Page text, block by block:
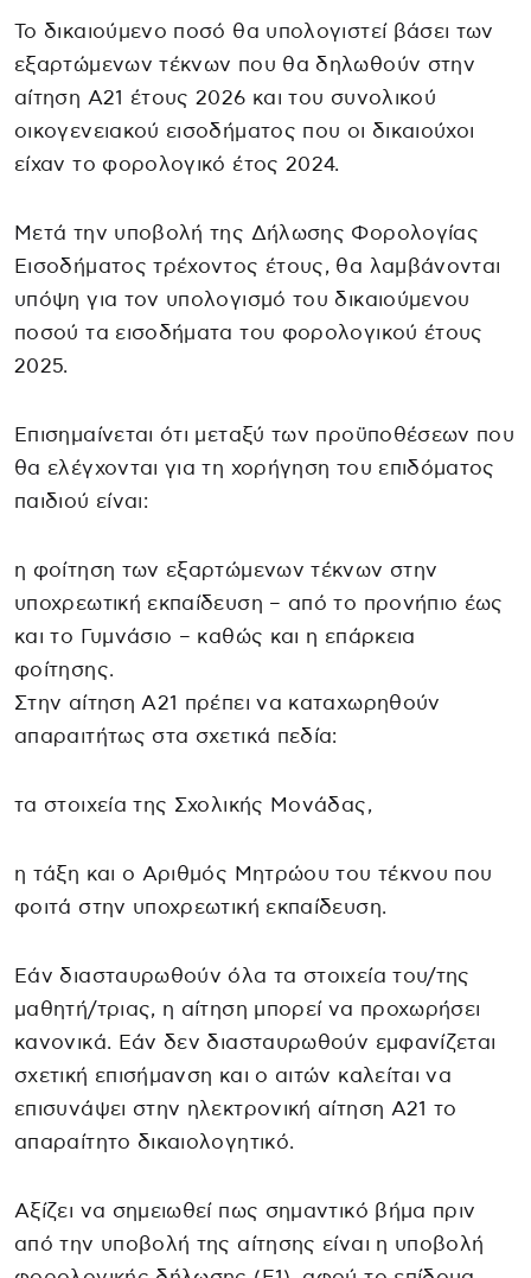
Το δικαιούμενο ποσό θα υπολογιστεί βάσει των
εξαρτώμενων τέκνων που θα δηλωθούν στην
αίτηση Α21 έτους 2026 και του συνολικού
οικογενειακού εισοδήματος που οι δικαιούχοι
είχαν το φορολογικό έτος 2024.
Μετά την υποβολή της Δήλωσης Φορολογίας
Εισοδήματος τρέχοντος έτους, θα λαμβάνονται
υπόψη για τον υπολογισμό του δικαιούμενου
ποσού τα εισοδήματα του φορολογικού έτους
2025.
Επισημαίνεται ότι μεταξύ των προϋποθέσεων που
θα ελέγχονται για τη χορήγηση του επιδόματος
παιδιού είναι:
η φοίτηση των εξαρτώμενων τέκνων στην
υποχρεωτική εκπαίδευση – από το προνήπιο έως
και το Γυμνάσιο – καθώς και η επάρκεια
φοίτησης.
Στην αίτηση Α21 πρέπει να καταχωρηθούν
απαραιτήτως στα σχετικά πεδία:
τα στοιχεία της Σχολικής Μονάδας,
η τάξη και ο Αριθμός Μητρώου του τέκνου που
φοιτά στην υποχρεωτική εκπαίδευση.
Εάν διασταυρωθούν όλα τα στοιχεία του/της
μαθητή/τριας, η αίτηση μπορεί να προχωρήσει
κανονικά. Εάν δεν διασταυρωθούν εμφανίζεται
σχετική επισήμανση και ο αιτών καλείται να
επισυνάψει στην ηλεκτρονική αίτηση Α21 το
απαραίτητο δικαιολογητικό.
Αξίζει να σημειωθεί πως σημαντικό βήμα πριν
από την υποβολή της αίτησης είναι η υποβολή